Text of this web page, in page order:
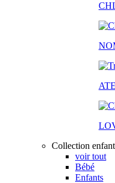
Collection enfant
voir tout
Bébé
Enfants